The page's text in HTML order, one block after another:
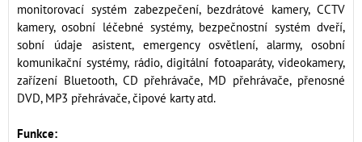
monitorovací systém zabezpečení, bezdrátové kamery, CCTV
kamery, osobní léčebné systémy, bezpečnostní systém dveří,
sobní údaje asistent, emergency osvětlení, alarmy, osobní
komunikační systémy, rádio, digitální fotoaparáty, videokamery,
zařízení Bluetooth, CD přehrávače, MD přehrávače, přenosné
DVD, MP3 přehrávače, čipové karty atd.
Funkce: